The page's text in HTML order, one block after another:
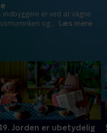
er ved at vågne
og... Læs mere
Jorden er ubetydelig